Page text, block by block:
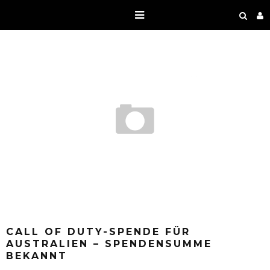
CALL OF DUTY-SPENDE FÜR
AUSTRALIEN – SPENDENSUMME
BEKANNT